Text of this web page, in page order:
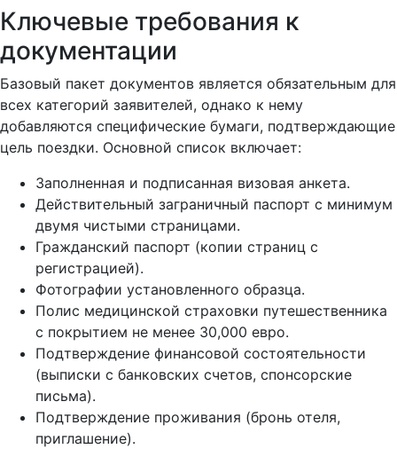
Ключевые требования к
документации
Базовый пакет документов является обязательным для
всех категорий заявителей, однако к нему
добавляются специфические бумаги, подтверждающие
цель поездки. Основной список включает:
Заполненная и подписанная визовая анкета.
Действительный заграничный паспорт с минимум
двумя чистыми страницами.
Гражданский паспорт (копии страниц с
регистрацией).
Фотографии установленного образца.
Полис медицинской страховки путешественника
с покрытием не менее 30,000 евро.
Подтверждение финансовой состоятельности
(выписки с банковских счетов, спонсорские
письма).
Подтверждение проживания (бронь отеля,
приглашение).